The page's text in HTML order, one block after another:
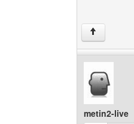
↑
metin2-live